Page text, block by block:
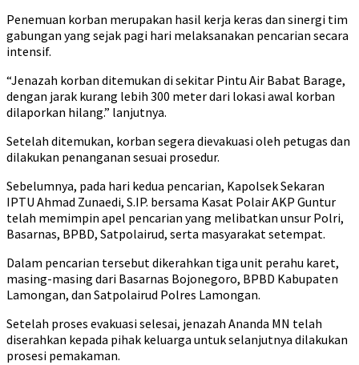
Penemuan korban merupakan hasil kerja keras dan sinergi tim
gabungan yang sejak pagi hari melaksanakan pencarian secara
intensif.
“Jenazah korban ditemukan di sekitar Pintu Air Babat Barage,
dengan jarak kurang lebih 300 meter dari lokasi awal korban
dilaporkan hilang.” lanjutnya.
Setelah ditemukan, korban segera dievakuasi oleh petugas dan
dilakukan penanganan sesuai prosedur.
Sebelumnya, pada hari kedua pencarian, Kapolsek Sekaran
IPTU Ahmad Zunaedi, S.IP. bersama Kasat Polair AKP Guntur
telah memimpin apel pencarian yang melibatkan unsur Polri,
Basarnas, BPBD, Satpolairud, serta masyarakat setempat.
Dalam pencarian tersebut dikerahkan tiga unit perahu karet,
masing-masing dari Basarnas Bojonegoro, BPBD Kabupaten
Lamongan, dan Satpolairud Polres Lamongan.
Setelah proses evakuasi selesai, jenazah Ananda MN telah
diserahkan kepada pihak keluarga untuk selanjutnya dilakukan
prosesi pemakaman.